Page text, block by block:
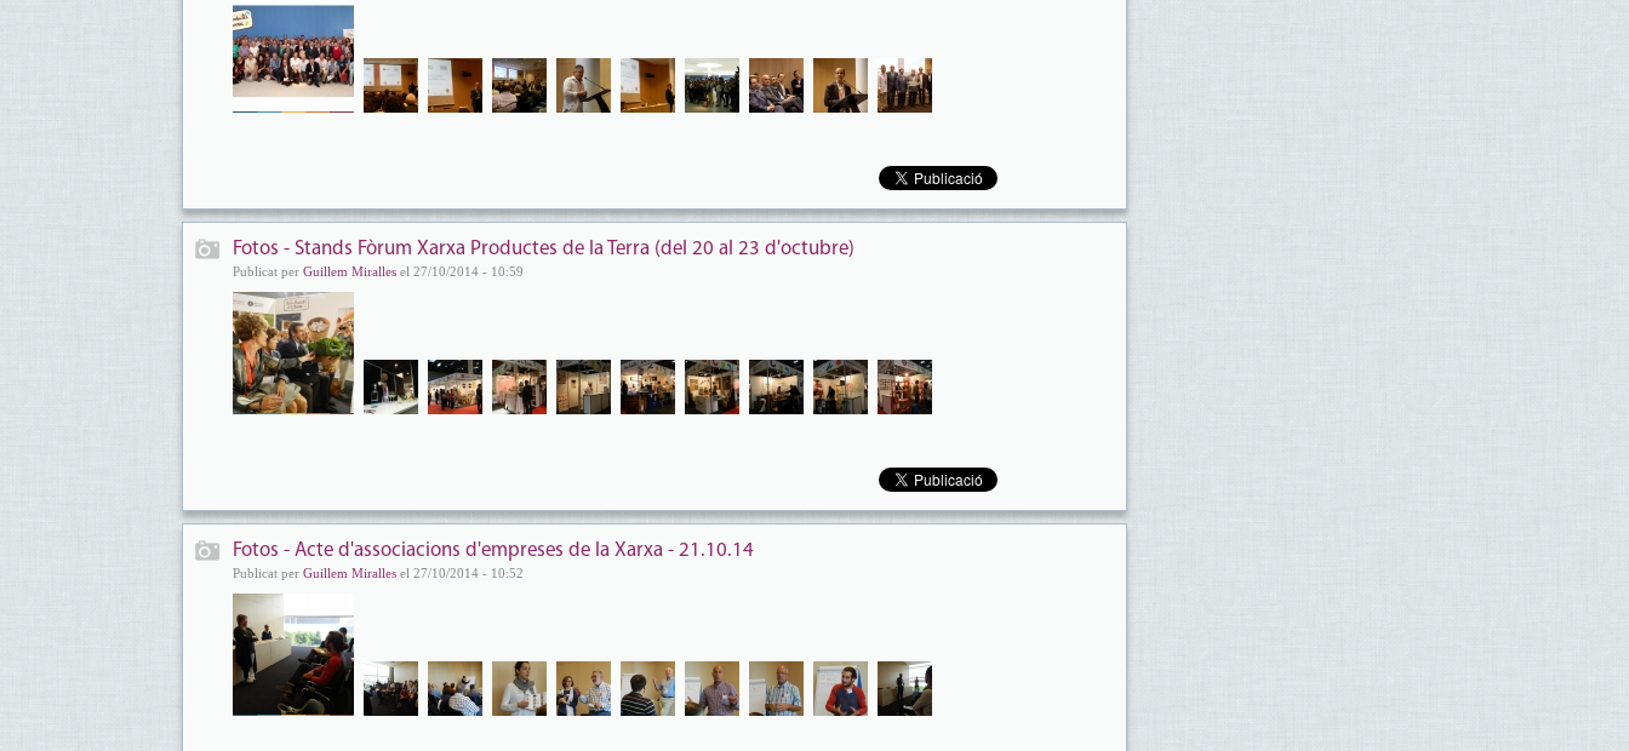
Fotos - Stands Fòrum Xarxa Productes de la Terra (del 20 al 23 d'octubre)
Publicat per Guillem Miralles el 27/10/2014 - 10:59
Fotos - Acte d'associacions d'empreses de la Xarxa - 21.10.14
Publicat per Guillem Miralles el 27/10/2014 - 10:52